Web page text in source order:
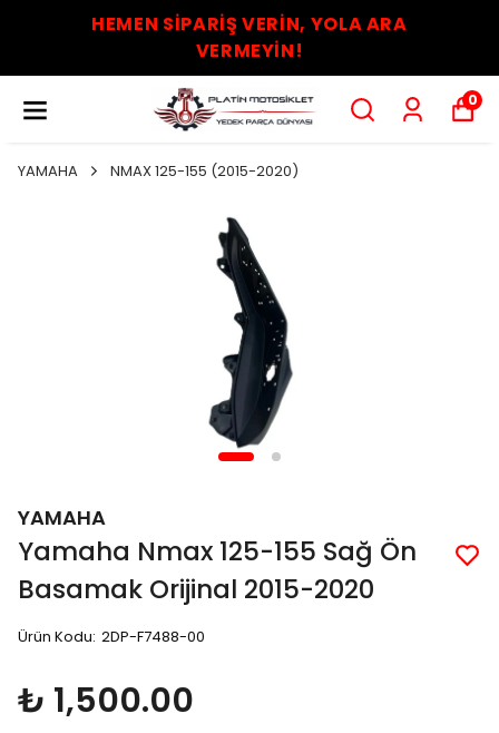
HEMEN SİPARİŞ VERİN, YOLA ARA
VERMEYİN!
0
YAMAHA NMAX 125-155 (2015-2020)
YAMAHA
Yamaha Nmax 125-155 Sağ Ön
Basamak Orijinal 2015-2020
Ürün Kodu: 2DP-F7488-00
₺ 1,500.00